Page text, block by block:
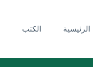
الرئيسية الكتب